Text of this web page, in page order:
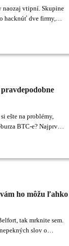
naozaj vtipní. Skupine
hacknúť dve firmy,
ešte na problémy,
BTC-e? Najprv
nasledovalo
ho môžu ľahko
tak mrknite sem.
slov o